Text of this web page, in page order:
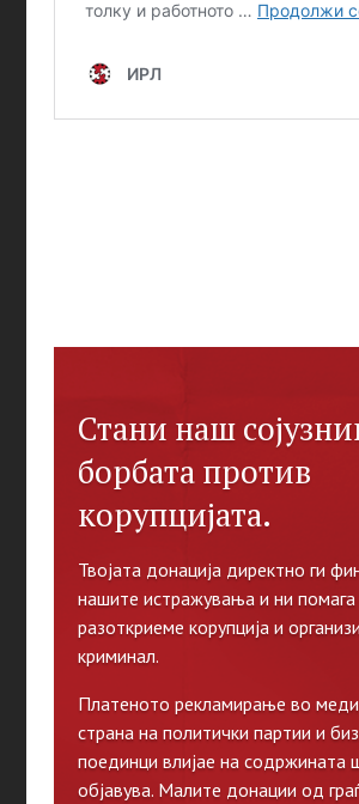
Стани наш
борбата против
корупцијата.
Твојата донација директно ги
нашите истражувања и ни
разоткриеме корупција и
криминал.
Платеното рекламирање во
страна на политички партии и
поединци влијае на содржината
објавува. Малите донации од